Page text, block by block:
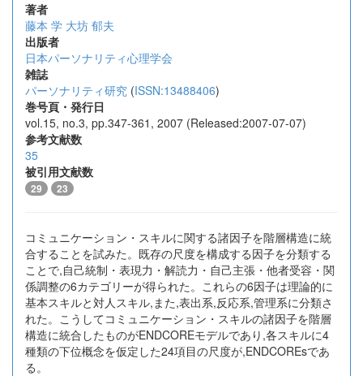
著者
藤本 学 大坊 郁夫
出版者
日本パーソナリティ心理学会
雑誌
パーソナリティ研究 (ISSN:13488406)
巻号頁・発行日
vol.15, no.3, pp.347-361, 2007 (Released:2007-07-07)
参考文献数
35
被引用文献数
29 23
コミュニケーション・スキルに関する諸因子を階層構造に統
合することを試みた。既存の尺度を構成する因子を分類する
ことで,自己統制・表現力・解読力・自己主張・他者受容・関
係調整の6カテゴリーが得られた。これらの6因子は理論的に
基本スキルと対人スキル,また,表出系,反応系,管理系に分類さ
れた。こうしてコミュニケーション・スキルの諸因子を階層
構造に統合したものがENDCOREモデルであり,各スキルに4
種類の下位概念を仮定した24項目の尺度が,ENDCOREsであ
る。